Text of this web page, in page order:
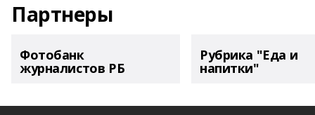
Партнеры
Фотобанк
журналистов РБ
Рубрика "Еда и
напитки"